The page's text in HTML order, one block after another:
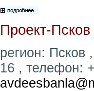
Проект-Псков
регион: Псков
16 , телефон: